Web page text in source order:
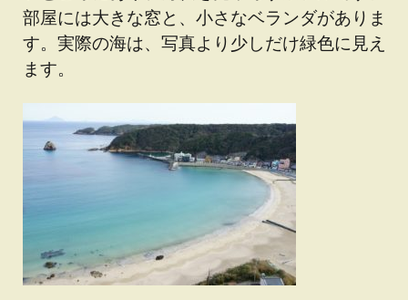
部屋には大きな窓と、小さなベランダがありま
す。実際の海は、写真より少しだけ緑色に見え
ます。